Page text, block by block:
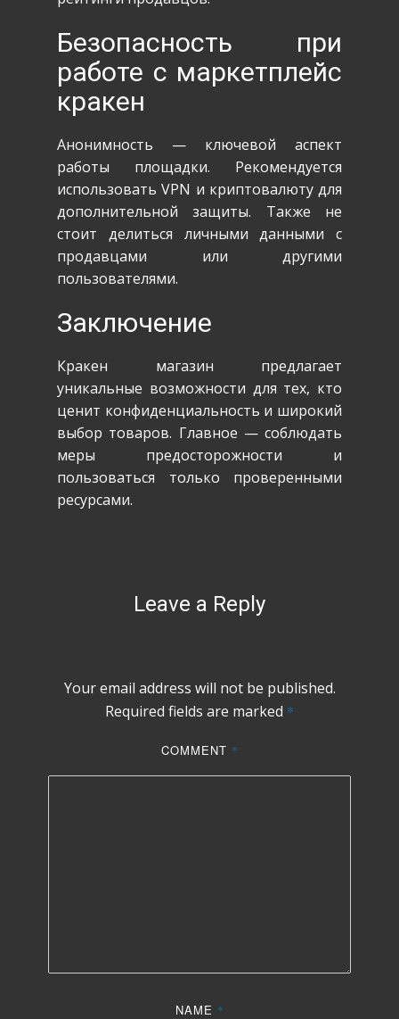
Безопасность при
работе с маркетплейс
кракен
Анонимность — ключевой аспект
работы площадки. Рекомендуется
использовать VPN и криптовалюту для
дополнительной защиты. Также не
стоит делиться личными данными с
продавцами или другими
пользователями.
Заключение
Кракен магазин предлагает
уникальные возможности для тех, кто
ценит конфиденциальность и широкий
выбор товаров. Главное — соблюдать
меры предосторожности и
пользоваться только проверенными
ресурсами.
Leave a Reply
Your email address will not be published.
Required fields are marked *
COMMENT *
NAME *